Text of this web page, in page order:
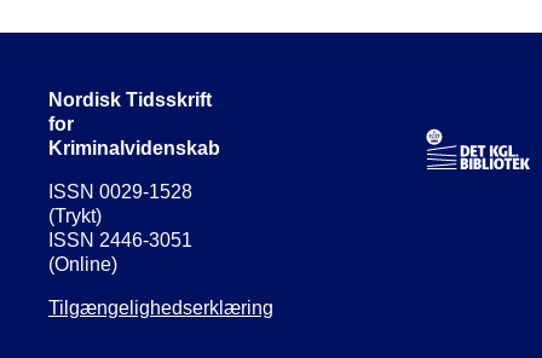
Nordisk Tidsskrift
for
Kriminalvidenskab
ISSN 0029-1528
(Trykt)
ISSN 2446-3051
(Online)
Tilgængelighedserklæring